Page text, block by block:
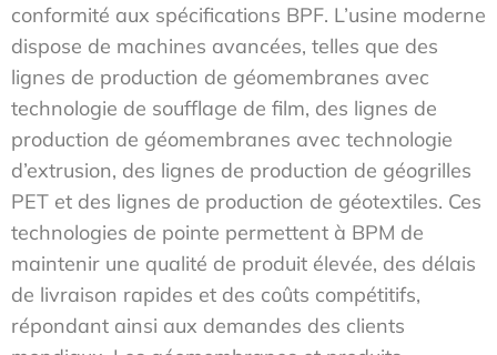
conformité aux spécifications BPF. L’usine moderne
dispose de machines avancées, telles que des
lignes de production de géomembranes avec
technologie de soufflage de film, des lignes de
production de géomembranes avec technologie
d’extrusion, des lignes de production de géogrilles
PET et des lignes de production de géotextiles. Ces
technologies de pointe permettent à BPM de
maintenir une qualité de produit élevée, des délais
de livraison rapides et des coûts compétitifs,
répondant ainsi aux demandes des clients